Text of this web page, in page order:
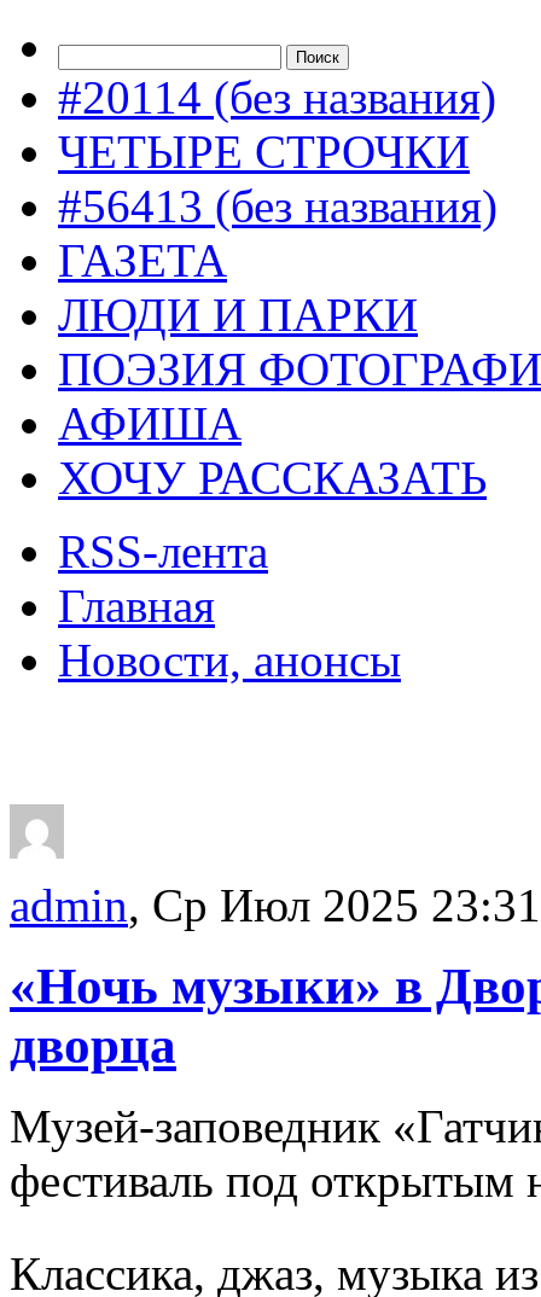
#20114 (без названия)
ЧЕТЫРЕ СТРОЧКИ
#56413 (без названия)
ГАЗЕТА
ЛЮДИ И ПАРКИ
ПОЭЗИЯ
АФИША
ХОЧУ РАССКАЗАТЬ
RSS-лента
Главная
Новости, анонсы
admin, Ср Июл 2025 23:31
«Ночь музыки» в
дворца
Музей-заповедник
фестиваль под
Классика, джаз, музыка